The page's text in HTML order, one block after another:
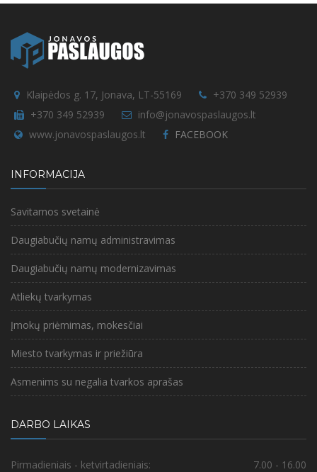
Klaipėdos g. 17, Jonava, LT-55169
+370 349 52939
+370 349 52939
info@jonavospaslaugos.lt
www.jonavospaslaugos.lt
FACEBOOK
INFORMACIJA
Savitarnos svetainė
Daugiabučių namų administravimas
Daugiabučių namų modernizavimas
Atliekų tvarkymas
Įmokų priėmimas, mokesčiai
Miesto tvarkymas ir priežiūra
Asmenims su negalia tvarkos aprašas
DARBO LAIKAS
Pirmadieniais - ketvirtadieniais: 7.00 - 16.00